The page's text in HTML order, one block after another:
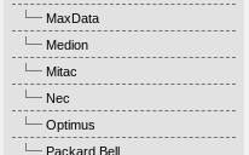
MaxData
Medion
Mitac
Nec
Optimus
Packard Bell